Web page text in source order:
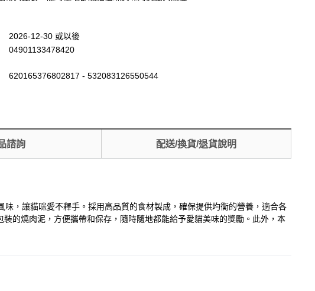
2026-12-30 或以後
04901133478420
620165376802817 - 532083126550544
諮詢 配送/換貨/退貨說明
，讓貓咪愛不釋手。採用高品質的食材製成，確保提供均衡的營養，適合各
的燒肉泥，方便攜帶和保存，隨時隨地都能給予愛貓美味的獎勵。此外，本